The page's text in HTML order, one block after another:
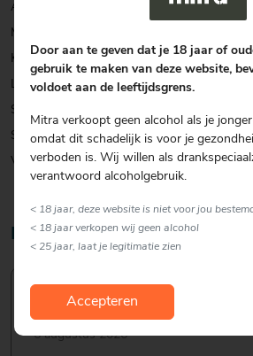
Reviews
6 augustus 2026
Allergenen:
Merk:
Kenmerk:
Land:
Smaak:
Soort:
Verpakking:
Door aan te geven dat je 18 jaar of
gebruik te maken van deze website,
voldoet aan de leeftijdsgrens.
Mitra verkoopt geen alcohol als je
omdat dit schadelijk is voor je
verboden is. Wij willen als
verantwoord alcoholgebruik.
< 18 jaar, deze website is niet voor jou
< 18 jaar verkopen wij geen alcohol
< 25 jaar, laat je legitimatie zien
Accepteren